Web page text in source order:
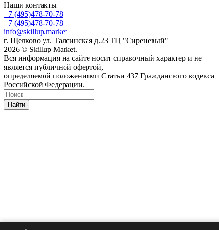
Наши контакты
+7 (495)478-70-78
+7 (495)478-70-78
info@skillup.market
г. Щелково ул. Талсинская д.23 ТЦ "Сиреневый"
2026 © Skillup Market.
Вся информация на сайте носит справочный характер и не
является публичной офертой,
определяемой положениями Статьи 437 Гражданского кодекса
Российской Федерации.
Найти